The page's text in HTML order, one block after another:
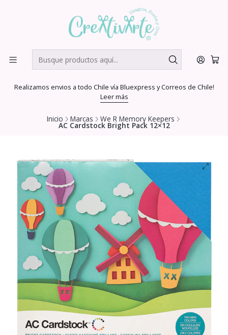
Realizamos envios a todo Chile vía Bluexpress y Correos de Chile!
Leer más
Inicio Marcas We R Memory Keepers
AC Cardstock Bright Pack 12×12